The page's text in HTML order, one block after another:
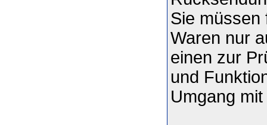
Sie müssen
Waren nur
einen zur
und
Umgang